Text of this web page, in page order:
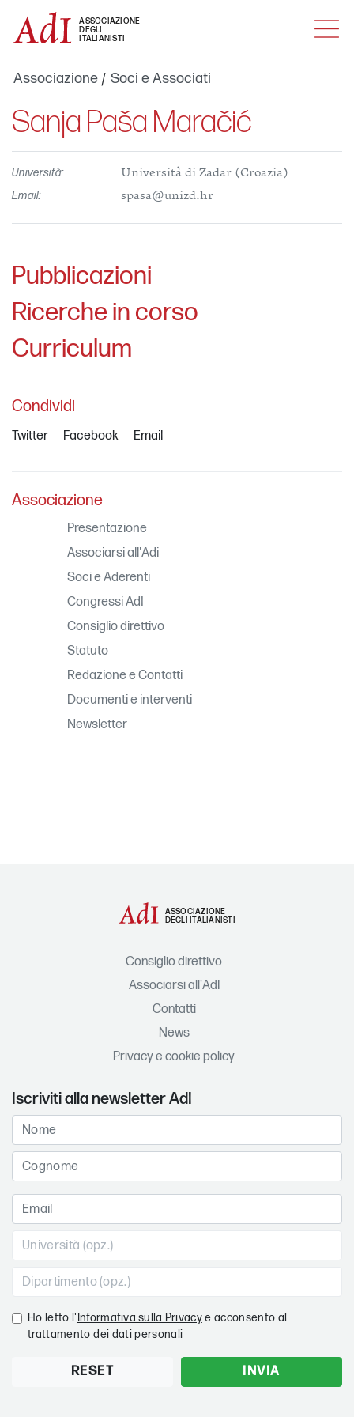
ASSOCIAZIONE
DEGLI
ITALIANISTI
MENU
Associazione Soci e Associati
Sanja Paša Maračić
Università:
Università di Zadar (Croazia)
Email:
spasa@unizd.hr
Pubblicazioni
Ricerche in corso
Curriculum
Condividi
Twitter Facebook Email
Associazione
Presentazione
Associarsi all'Adi
Soci e Aderenti
Congressi AdI
Consiglio direttivo
Statuto
Redazione e Contatti
Documenti e interventi
Newsletter
ASSOCIAZIONE
DEGLI ITALIANISTI
Consiglio direttivo
Associarsi all'AdI
Contatti
News
Privacy e cookie policy
Iscriviti alla newsletter AdI
Ho letto l'Informativa sulla Privacye acconsento al
trattamento dei dati personali
RESET INVIA